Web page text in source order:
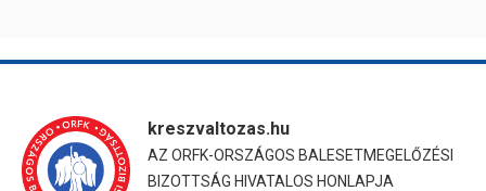
kreszvaltozas.hu
AZ ORFK-ORSZÁGOS BALESETMEGELŐZÉSI
BIZOTTSÁG HIVATALOS HONLAPJA